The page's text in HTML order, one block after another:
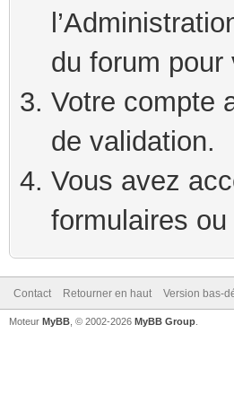
du forum
Votre compte
de validation.
Vous avez
formulaires
Contact Retourner en haut Version bas-
Moteur MyBB , © 2002-2026 MyBB Group